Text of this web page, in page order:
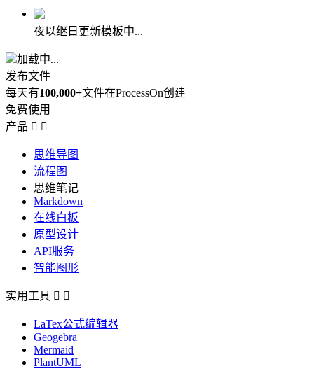
夜以继日更新模板中...
加载中...
发布文件
每天有100,000+文件在ProcessOn创建
免费使用
产品  
思维导图
流程图
思维笔记
Markdown
在线白板
原型设计
API服务
智能图形
实用工具  
LaTex公式编辑器
Geogebra
Mermaid
PlantUML